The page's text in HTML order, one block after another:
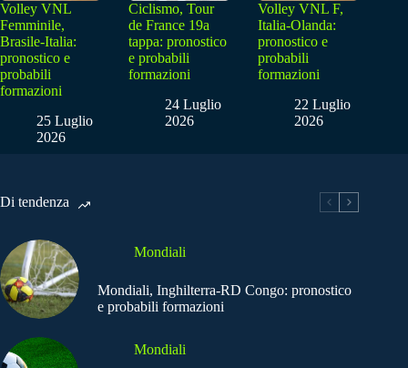
Volley VNL
Femminile,
Brasile-Italia:
pronostico e
probabili
formazioni
25 Luglio
2026
Ciclismo, Tour
de France 19a
tappa: pronostico
e probabili
formazioni
24 Luglio
2026
Volley VNL F,
Italia-Olanda:
pronostico e
probabili
formazioni
22 Luglio
2026
Di tendenza
Mondiali
Mondiali, Inghilterra-RD Congo: pronostico
e probabili formazioni
Mondiali